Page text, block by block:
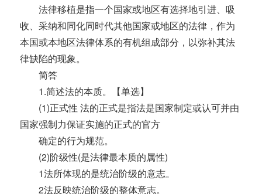
法律移植是指一个国家或地区有选择地引进、吸
收、采纳和同化同时代其他国家或地区的法律，作为
本国或本地区法律体系的有机组成部分，以弥补其法
律缺陷的现象。
简答
1.简述法的本质。【单选】
(1)正式性 法的正式是指法是国家制定或认可并由
国家强制力保证实施的正式的官方
确定的行为规范。
(2)阶级性(是法律最本质的属性)
1法所体现的是统治阶级的意志。
2法反映统治阶级的整体意志。